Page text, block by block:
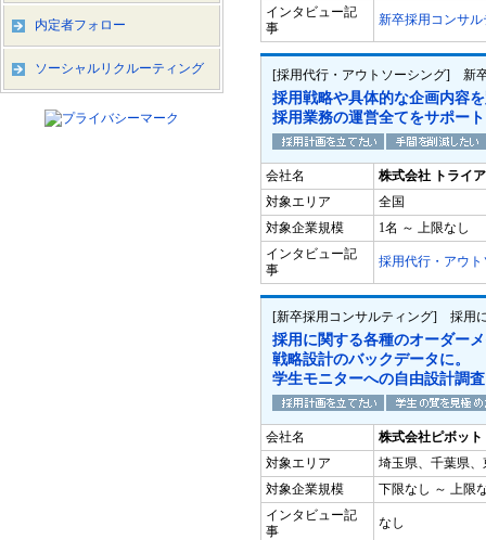
インタビュー記
事
新卒採用コンサル
[採用代行・アウトソーシング] 新
採用戦略や具体的な企画内容
採用業務の運営全てをサポー
会社名
株式会社 トライ
対象エリア
全国
対象企業規模
1名 ～ 上限なし
インタビュー記
事
採用代行・アウ
[新卒採用コンサルティング] 採用
採用に関する各種のオーダー
戦略設計のバックデータに。
学生モニターへの自由設計調
会社名
株式会社ピボッ
対象エリア
埼玉県、千葉県
対象企業規模
下限なし ～ 上限
インタビュー記
事
なし
内定者フォロー
ソーシャルリクルーティング